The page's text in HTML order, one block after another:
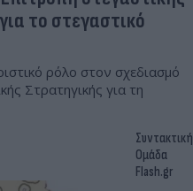
το στεγαστικό
ρόλο στον σχεδιασμό
Στρατηγικής για τη
Συντακτική
Ομάδα
Flash.gr